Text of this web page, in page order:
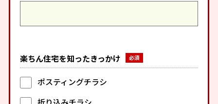
楽ちん住宅を知ったきっかけ
ポスティングチラシ